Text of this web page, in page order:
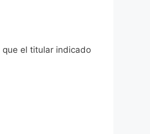
el titular indicado